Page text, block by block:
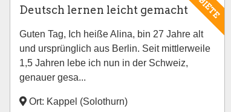
BIETE
Deutsch lernen leicht gemacht
Guten Tag, Ich heiße Alina, bin 27 Jahre alt
und ursprünglich aus Berlin. Seit mittlerweile
1,5 Jahren lebe ich nun in der Schweiz,
genauer gesa...
Ort: Kappel (Solothurn)